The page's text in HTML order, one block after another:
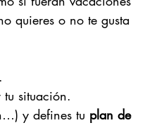
quieres o no te gusta
situación.
y defines tu plan de